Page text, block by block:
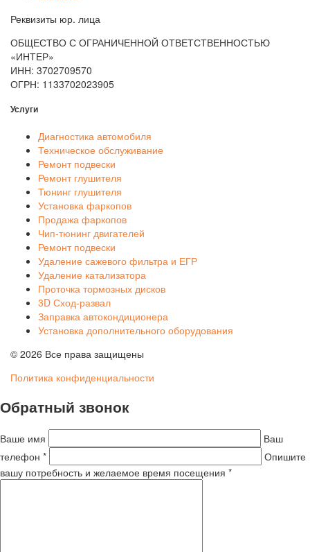
Реквизиты юр. лица
ОБЩЕСТВО С ОГРАНИЧЕННОЙ ОТВЕТСТВЕННОСТЬЮ
«ИНТЕР»
ИНН: 3702709570
ОГРН: 1133702023905
Услуги
Диагностика автомобиля
Техническое обслуживание
Ремонт подвески
Ремонт глушителя
Тюнинг глушителя
Установка фаркопов
Продажа фаркопов
Чип-тюнинг двигателей
Ремонт подвески
Удаление сажевого фильтра и ЕГР
Удаление катализатора
Проточка тормозных дисков
3D Сход-развал
Заправка автокондиционера
Установка дополнительного оборудования
© 2026 Все права защищены
Политика конфиденциальности
Обратный звонок
Ваше имя
Ваш
телефон *
Опишите
вашу потребность и желаемое время посещения *